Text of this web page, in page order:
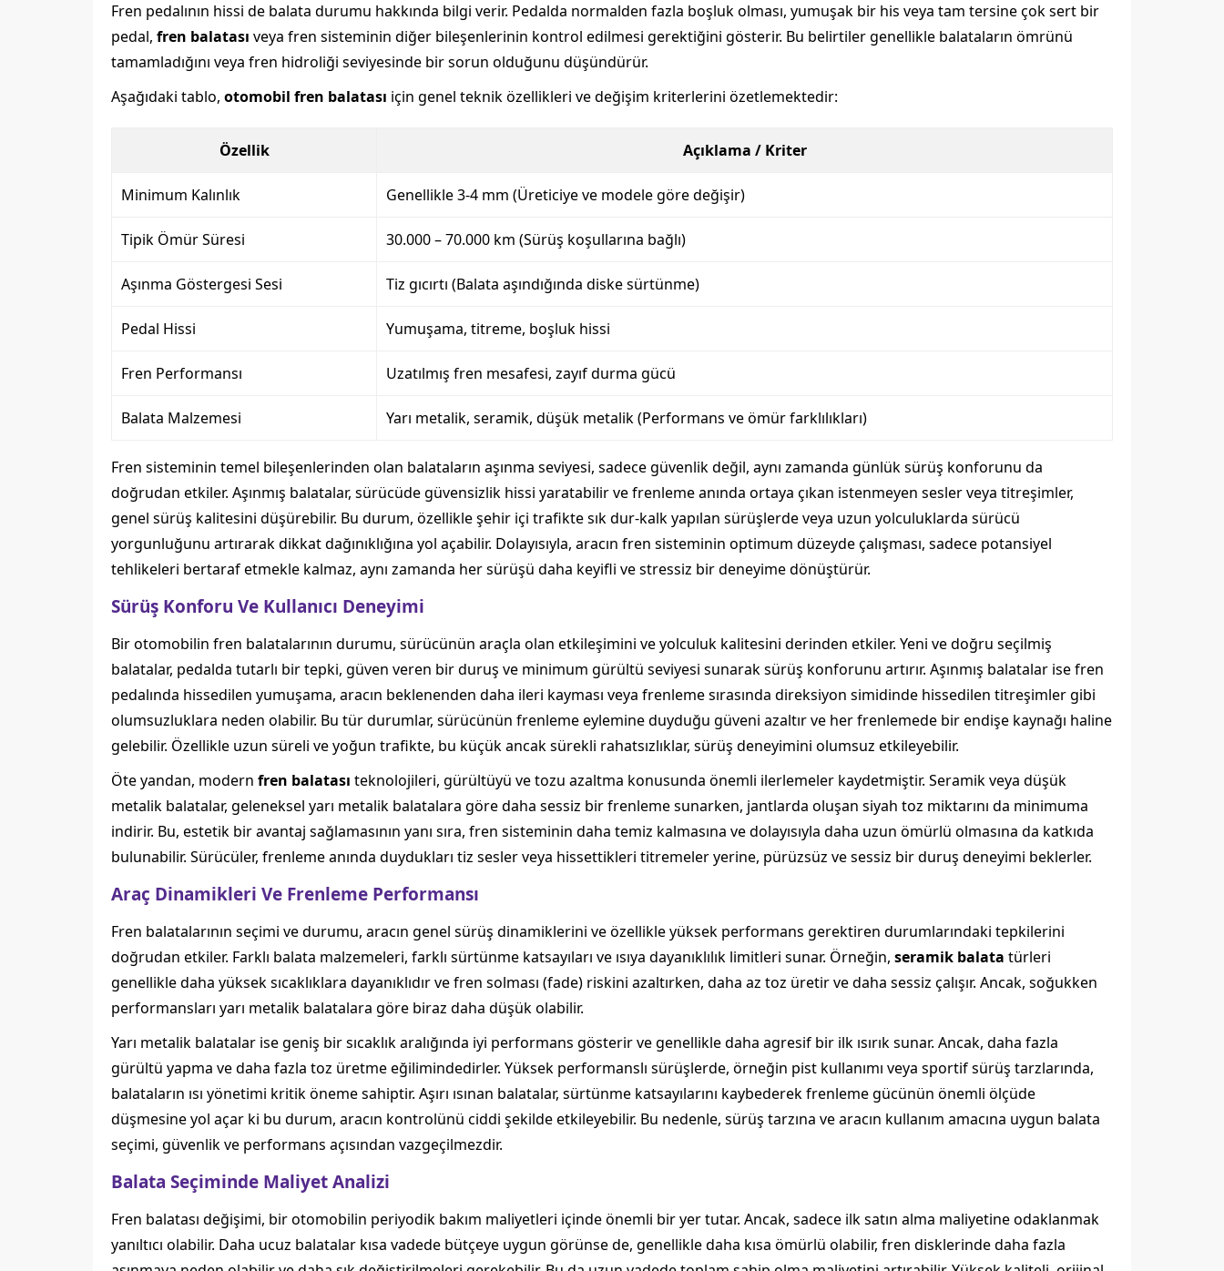
Fren pedalının hissi de balata durumu hakkında bilgi verir. Pedalda normalden fazla boşluk olması, yumuşak bir his veya tam tersine çok sert bir
pedal, fren balatası veya fren sisteminin diğer bileşenlerinin kontrol edilmesi gerektiğini gösterir. Bu belirtiler genellikle balataların ömrünü
tamamladığını veya fren hidroliği seviyesinde bir sorun olduğunu düşündürür.
Aşağıdaki tablo, otomobil fren balatası için genel teknik özellikleri ve değişim kriterlerini özetlemektedir:
Özellik Açıklama / Kriter
Minimum Kalınlık Genellikle 3-4 mm (Üreticiye ve modele göre değişir)
Tipik Ömür Süresi 30.000 – 70.000 km (Sürüş koşullarına bağlı)
Aşınma Göstergesi Sesi Tiz gıcırtı (Balata aşındığında diske sürtünme)
Pedal Hissi Yumuşama, titreme, boşluk hissi
Fren Performansı Uzatılmış fren mesafesi, zayıf durma gücü
Balata Malzemesi Yarı metalik, seramik, düşük metalik (Performans ve ömür farklılıkları)
Fren sisteminin temel bileşenlerinden olan balataların aşınma seviyesi, sadece güvenlik değil, aynı zamanda günlük sürüş konforunu da
doğrudan etkiler. Aşınmış balatalar, sürücüde güvensizlik hissi yaratabilir ve frenleme anında ortaya çıkan istenmeyen sesler veya titreşimler,
genel sürüş kalitesini düşürebilir. Bu durum, özellikle şehir içi trafikte sık dur-kalk yapılan sürüşlerde veya uzun yolculuklarda sürücü
yorgunluğunu artırarak dikkat dağınıklığına yol açabilir. Dolayısıyla, aracın fren sisteminin optimum düzeyde çalışması, sadece potansiyel
tehlikeleri bertaraf etmekle kalmaz, aynı zamanda her sürüşü daha keyifli ve stressiz bir deneyime dönüştürür.
Sürüş Konforu Ve Kullanıcı Deneyimi
Bir otomobilin fren balatalarının durumu, sürücünün araçla olan etkileşimini ve yolculuk kalitesini derinden etkiler. Yeni ve doğru seçilmiş
balatalar, pedalda tutarlı bir tepki, güven veren bir duruş ve minimum gürültü seviyesi sunarak sürüş konforunu artırır. Aşınmış balatalar ise fren
pedalında hissedilen yumuşama, aracın beklenenden daha ileri kayması veya frenleme sırasında direksiyon simidinde hissedilen titreşimler gibi
olumsuzluklara neden olabilir. Bu tür durumlar, sürücünün frenleme eylemine duyduğu güveni azaltır ve her frenlemede bir endişe kaynağı haline
gelebilir. Özellikle uzun süreli ve yoğun trafikte, bu küçük ancak sürekli rahatsızlıklar, sürüş deneyimini olumsuz etkileyebilir.
Öte yandan, modern fren balatası teknolojileri, gürültüyü ve tozu azaltma konusunda önemli ilerlemeler kaydetmiştir. Seramik veya düşük
metalik balatalar, geleneksel yarı metalik balatalara göre daha sessiz bir frenleme sunarken, jantlarda oluşan siyah toz miktarını da minimuma
indirir. Bu, estetik bir avantaj sağlamasının yanı sıra, fren sisteminin daha temiz kalmasına ve dolayısıyla daha uzun ömürlü olmasına da katkıda
bulunabilir. Sürücüler, frenleme anında duydukları tiz sesler veya hissettikleri titremeler yerine, pürüzsüz ve sessiz bir duruş deneyimi beklerler.
Araç Dinamikleri Ve Frenleme Performansı
Fren balatalarının seçimi ve durumu, aracın genel sürüş dinamiklerini ve özellikle yüksek performans gerektiren durumlarındaki tepkilerini
doğrudan etkiler. Farklı balata malzemeleri, farklı sürtünme katsayıları ve ısıya dayanıklılık limitleri sunar. Örneğin, seramik balata türleri
genellikle daha yüksek sıcaklıklara dayanıklıdır ve fren solması (fade) riskini azaltırken, daha az toz üretir ve daha sessiz çalışır. Ancak, soğukken
performansları yarı metalik balatalara göre biraz daha düşük olabilir.
Yarı metalik balatalar ise geniş bir sıcaklık aralığında iyi performans gösterir ve genellikle daha agresif bir ilk ısırık sunar. Ancak, daha fazla
gürültü yapma ve daha fazla toz üretme eğilimindedirler. Yüksek performanslı sürüşlerde, örneğin pist kullanımı veya sportif sürüş tarzlarında,
balataların ısı yönetimi kritik öneme sahiptir. Aşırı ısınan balatalar, sürtünme katsayılarını kaybederek frenleme gücünün önemli ölçüde
düşmesine yol açar ki bu durum, aracın kontrolünü ciddi şekilde etkileyebilir. Bu nedenle, sürüş tarzına ve aracın kullanım amacına uygun balata
seçimi, güvenlik ve performans açısından vazgeçilmezdir.
Balata Seçiminde Maliyet Analizi
Fren balatası değişimi, bir otomobilin periyodik bakım maliyetleri içinde önemli bir yer tutar. Ancak, sadece ilk satın alma maliyetine odaklanmak
yanıltıcı olabilir. Daha ucuz balatalar kısa vadede bütçeye uygun görünse de, genellikle daha kısa ömürlü olabilir, fren disklerinde daha fazla